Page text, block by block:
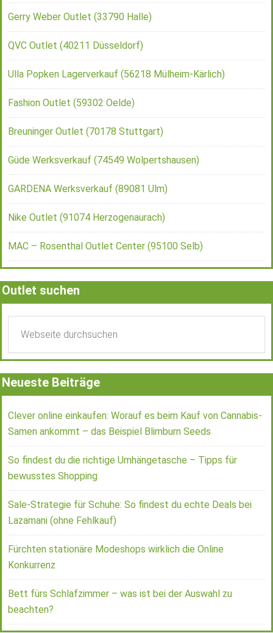
Gerry Weber Outlet (33790 Halle)
QVC Outlet (40211 Düsseldorf)
Ulla Popken Lagerverkauf (56218 Mülheim-Kärlich)
Fashion Outlet (59302 Oelde)
Breuninger Outlet (70178 Stuttgart)
Güde Werksverkauf (74549 Wolpertshausen)
GARDENA Werksverkauf (89081 Ulm)
Nike Outlet (91074 Herzogenaurach)
MAC – Rosenthal Outlet Center (95100 Selb)
Outlet suchen
Neueste Beiträge
Clever online einkaufen: Worauf es beim Kauf von Cannabis-
Samen ankommt – das Beispiel Blimburn Seeds
So findest du die richtige Umhängetasche – Tipps für
bewusstes Shopping
Sale-Strategie für Schuhe: So findest du echte Deals bei
Lazamani (ohne Fehlkauf)
Fürchten stationäre Modeshops wirklich die Online
Konkurrenz
Bett fürs Schlafzimmer – was ist bei der Auswahl zu
beachten?